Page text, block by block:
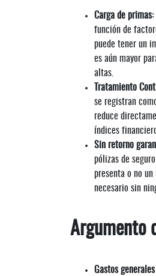
Carga de primas:
función de
puede tener un
es aún mayor
altas.
Tratamiento
se registran
reduce
índices
Sin retorno
pólizas de
presenta o no
necesario sin
Argumento
Gastos